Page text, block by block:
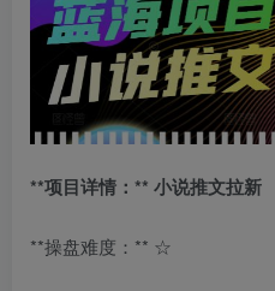
**项目详情：** 小说推文拉新
**操盘难度：** ☆